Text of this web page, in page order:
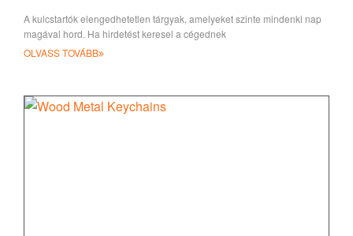
A kulcstartók elengedhetetlen tárgyak, amelyeket szinte mindenki nap
magával hord. Ha hirdetést keresel a cégednek
OLVASS TOVÁBB